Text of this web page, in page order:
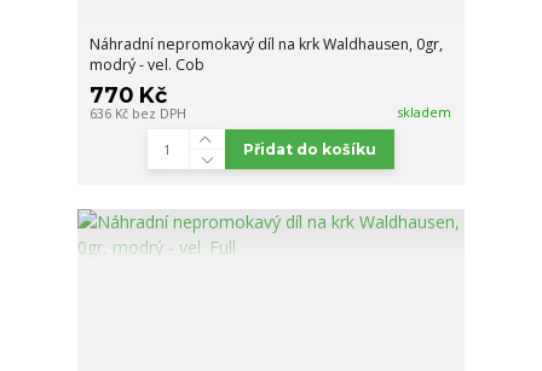
Náhradní nepromokavý díl na krk Waldhausen, 0gr,
modrý - vel. Cob
770 Kč
636 Kč bez DPH skladem
Přidat do košíku